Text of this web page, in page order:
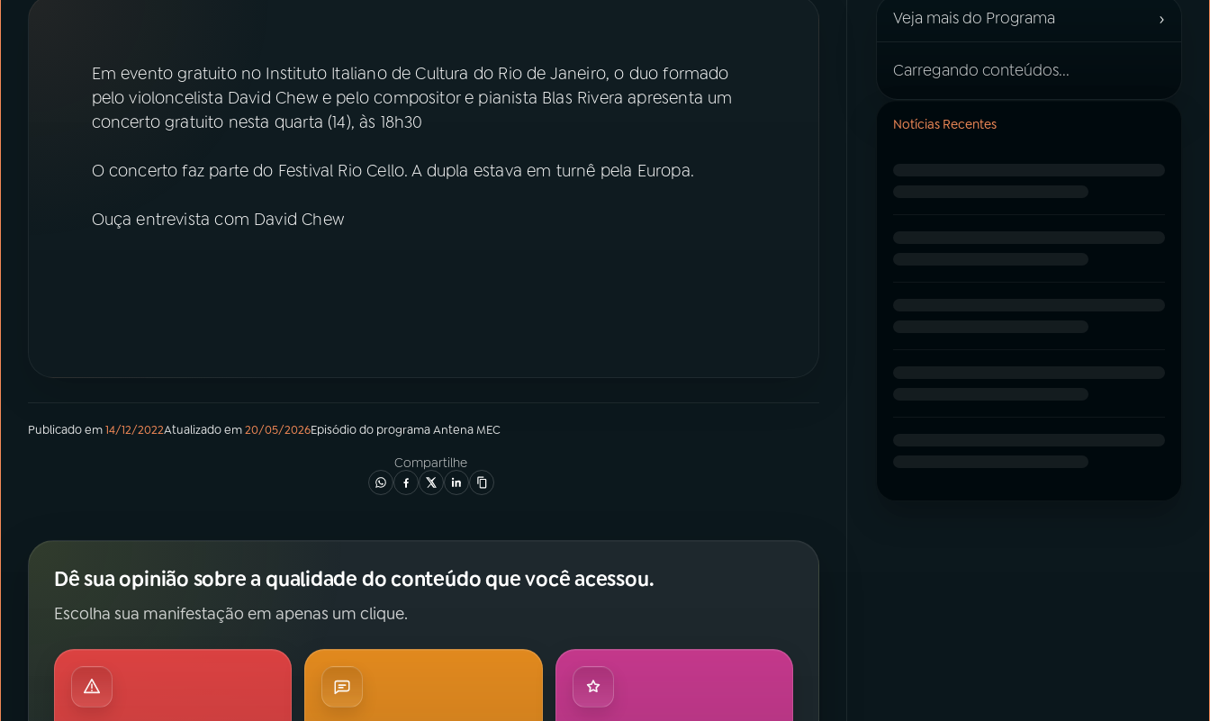
ACOMPANHE A RÁDIO MEC
YouTube Facebook
Instagram
Em evento gratuito no Instituto Italiano de Cultura do Rio de Janeiro, o duo formado
pelo violoncelista David Chew e pelo compositor e pianista Blas Rivera apresenta um
concerto gratuito nesta quarta (14), às 18h30
O concerto faz parte do Festival Rio Cello. A dupla estava em turnê pela Europa.
Ouça entrevista com David Chew
Publicado em14/12/2022Atualizado em20/05/2026Episódiodo programaAntena MEC
Compartilhe
Dê sua opinião sobre a qualidade do conteúdo que você acessou.
Escolha sua manifestação em apenas um clique.
Veja mais do Programa ›
Carregando conteúdos...
Notícias Recentes